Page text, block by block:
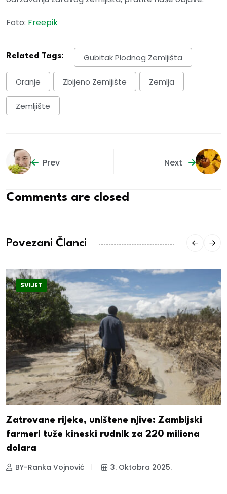
Foto: Freepik
Related Tags: Gubitak Plodnog Zemljišta
Oranje Zbijeno Zemljište Zemlja
Zemljište
Prev Next
Comments are closed
Povezani Članci
SVIJET
Zatrovane rijeke, uništene njive: Zambijski
farmeri tuže kineski rudnik za 220 miliona
dolara
BY-Ranka Vojnović 3. Oktobra 2025.